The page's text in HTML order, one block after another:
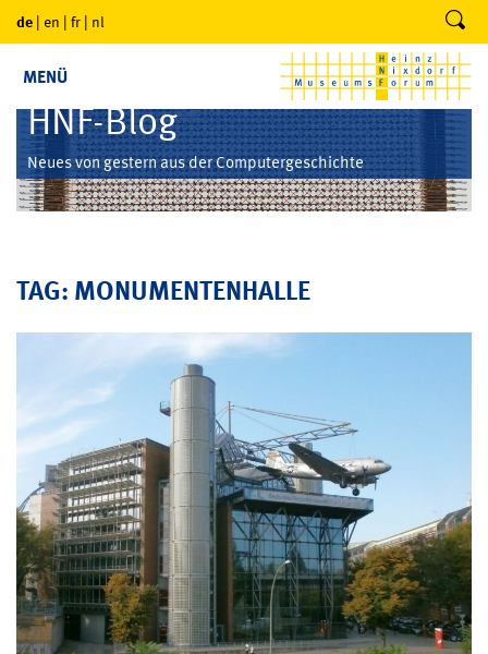
de | en | fr | nl
MENÜ
HNF-Blog
Neues von gestern aus der Computergeschichte
TAG: MONUMENTENHALLE